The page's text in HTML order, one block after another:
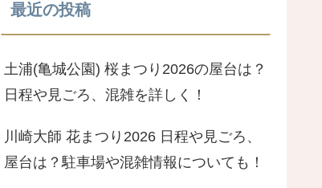
最近の投稿
土浦(亀城公園) 桜まつり2026の屋台は？
日程や見ごろ、混雑を詳しく！
川崎大師 花まつり2026 日程や見ごろ、
屋台は？駐車場や混雑情報についても！